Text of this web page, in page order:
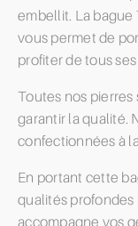
embellit. La bague
vous permet de
profiter de tous
Toutes nos
garantir la qualité.
confectionnées à
En portant cette
qualités profondes
accompagne vos